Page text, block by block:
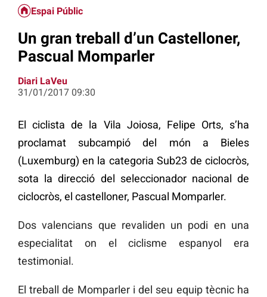
Espai Públic
Un gran treball d’un Castelloner,
Pascual Momparler
Diari LaVeu
31/01/2017 09:30
El ciclista de la Vila Joiosa, Felipe Orts, s’ha
proclamat subcampió del món a Bieles
(Luxemburg) en la categoria Sub23 de ciclocròs,
sota la direcció del seleccionador nacional de
ciclocròs, el castelloner, Pascual Momparler.
Dos valencians que revaliden un podi en una
especialitat on el ciclisme espanyol era
testimonial.
El treball de Momparler i del seu equip tècnic ha